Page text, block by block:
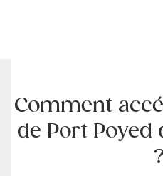
Comment
de Port Poyed
?